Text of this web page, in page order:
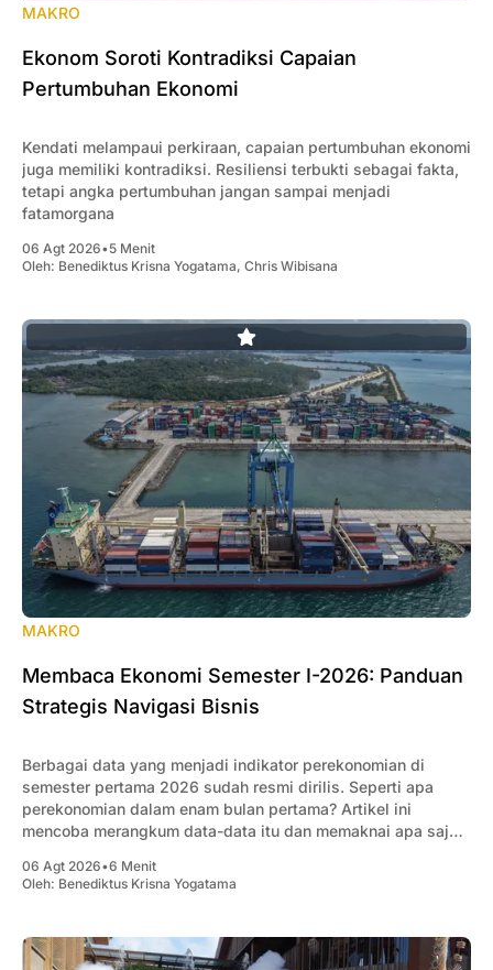
MAKRO
Ekonom Soroti Kontradiksi Capaian
Pertumbuhan Ekonomi
Kendati melampaui perkiraan, capaian pertumbuhan ekonomi
juga memiliki kontradiksi. Resiliensi terbukti sebagai fakta,
tetapi angka pertumbuhan jangan sampai menjadi
fatamorgana
06 Agt 2026•5 Menit
Oleh: Benediktus Krisna Yogatama, Chris Wibisana
MAKRO
Membaca Ekonomi Semester I-2026: Panduan
Strategis Navigasi Bisnis
Berbagai data yang menjadi indikator perekonomian di
semester pertama 2026 sudah resmi dirilis. Seperti apa
perekonomian dalam enam bulan pertama? Artikel ini
mencoba merangkum data-data itu dan memaknai apa saja
06 Agt 2026•6 Menit
Oleh: Benediktus Krisna Yogatama